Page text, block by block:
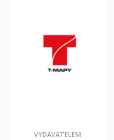
VYDAVATELEM